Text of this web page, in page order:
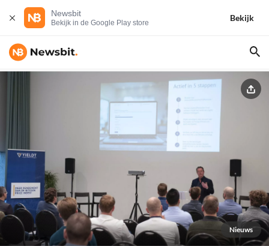
Newsbit
Bekijk in de Google Play store
Bekijk
Nieuws